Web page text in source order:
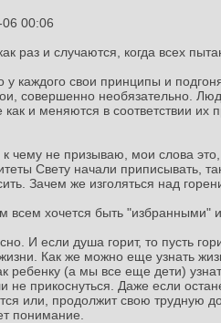
00:06
раз и случаются, когда всех
у каждого свои принципы и
совершенно необязательно.
как и меняются в соответствии их
к чему не призываю, мои слова
Свету начали приписывать,
Зачем же изголяться над
всем хочется быть "избранными"
И если душа горит, то пусть
Как же можно еще узнать
ребенку (а мы все еще дети)
не прикоснуться. Даже если
или, продолжит свою трудную
понимание.